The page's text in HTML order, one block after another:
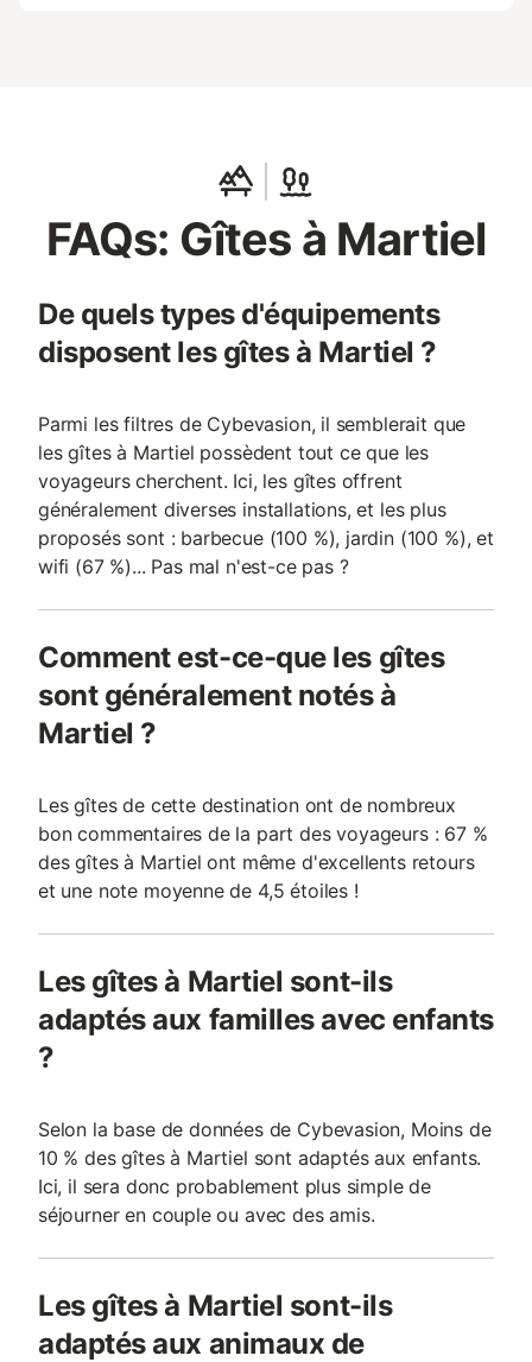
FAQs: Gîtes à Martiel
De quels types d'équipements
disposent les gîtes à Martiel ?
Parmi les filtres de Cybevasion, il semblerait que
les gîtes à Martiel possèdent tout ce que les
voyageurs cherchent. Ici, les gîtes offrent
généralement diverses installations, et les plus
proposés sont : barbecue (100 %), jardin (100 %), et
wifi (67 %)... Pas mal n'est-ce pas ?
Comment est-ce-que les gîtes
sont généralement notés à
Martiel ?
Les gîtes de cette destination ont de nombreux
bon commentaires de la part des voyageurs : 67 %
des gîtes à Martiel ont même d'excellents retours
et une note moyenne de 4,5 étoiles !
Les gîtes à Martiel sont-ils
adaptés aux familles avec enfants
?
Selon la base de données de Cybevasion, Moins de
10 % des gîtes à Martiel sont adaptés aux enfants.
Ici, il sera donc probablement plus simple de
séjourner en couple ou avec des amis.
Les gîtes à Martiel sont-ils
adaptés aux animaux de